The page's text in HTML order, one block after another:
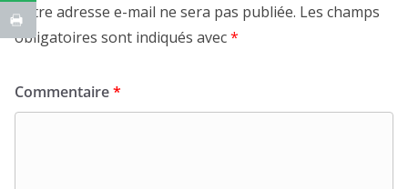
Votre adresse e-mail ne sera pas publiée. Les champs
obligatoires sont indiqués avec*
Commentaire*